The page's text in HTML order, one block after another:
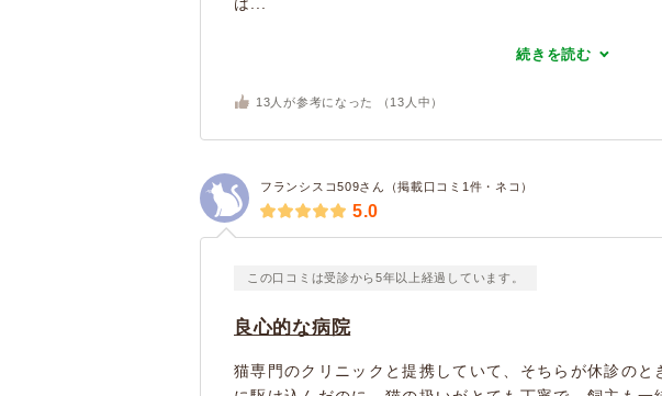
続きを読む
13 人が参考になった （ 13 人中）
フランシスコ509さん（掲載口コミ1件・ネコ）
5.0
この口コミは受診から5年以上経過しています。
良心的な病院
猫専門のクリニックと提携していて、そちらが休診のと